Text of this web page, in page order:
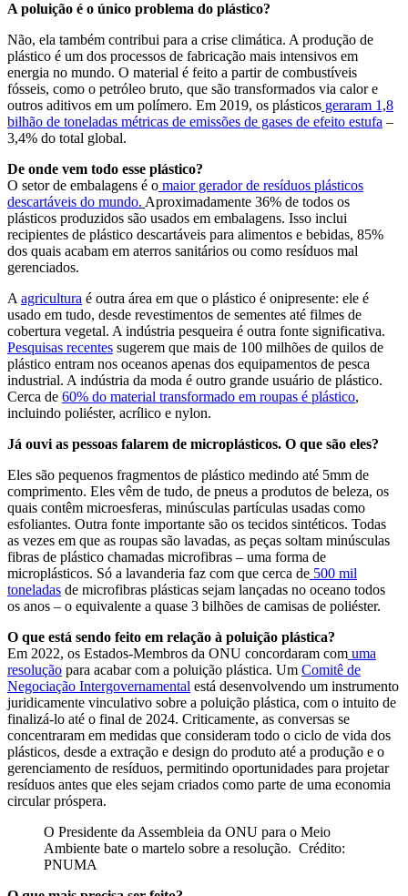
A poluição é o único problema do plástico?
Não, ela também contribui para a crise climática. A produção de
plástico é um dos processos de fabricação mais intensivos em
energia no mundo. O material é feito a partir de combustíveis
fósseis, como o petróleo bruto, que são transformados via calor e
outros aditivos em um polímero. Em 2019, os plásticos geraram 1,8
bilhão de toneladas métricas de emissões de gases de efeito estufa –
3,4% do total global.
De onde vem todo esse plástico?
O setor de embalagens é o maior gerador de resíduos plásticos
descartáveis do mundo. Aproximadamente 36% de todos os
plásticos produzidos são usados em embalagens. Isso inclui
recipientes de plástico descartáveis para alimentos e bebidas, 85%
dos quais acabam em aterros sanitários ou como resíduos mal
gerenciados.
A agricultura é outra área em que o plástico é onipresente: ele é
usado em tudo, desde revestimentos de sementes até filmes de
cobertura vegetal. A indústria pesqueira é outra fonte significativa.
Pesquisas recentes sugerem que mais de 100 milhões de quilos de
plástico entram nos oceanos apenas dos equipamentos de pesca
industrial. A indústria da moda é outro grande usuário de plástico.
Cerca de 60% do material transformado em roupas é plástico,
incluindo poliéster, acrílico e nylon.
Já ouvi as pessoas falarem de microplásticos. O que são eles?
Eles são pequenos fragmentos de plástico medindo até 5mm de
comprimento. Eles vêm de tudo, de pneus a produtos de beleza, os
quais contêm microesferas, minúsculas partículas usadas como
esfoliantes. Outra fonte importante são os tecidos sintéticos. Todas
as vezes em que as roupas são lavadas, as peças soltam minúsculas
fibras de plástico chamadas microfibras – uma forma de
microplásticos. Só a lavanderia faz com que cerca de 500 mil
toneladas de microfibras plásticas sejam lançadas no oceano todos
os anos – o equivalente a quase 3 bilhões de camisas de poliéster.
O que está sendo feito em relação à poluição plástica?
Em 2022, os Estados-Membros da ONU concordaram com uma
resolução para acabar com a poluição plástica. Um Comitê de
Negociação Intergovernamental está desenvolvendo um instrumento
juridicamente vinculativo sobre a poluição plástica, com o intuito de
finalizá-lo até o final de 2024. Criticamente, as conversas se
concentraram em medidas que consideram todo o ciclo de vida dos
plásticos, desde a extração e design do produto até a produção e o
gerenciamento de resíduos, permitindo oportunidades para projetar
resíduos antes que eles sejam criados como parte de uma economia
circular próspera.
O Presidente da Assembleia da ONU para o Meio
Ambiente bate o martelo sobre a resolução. Crédito:
PNUMA